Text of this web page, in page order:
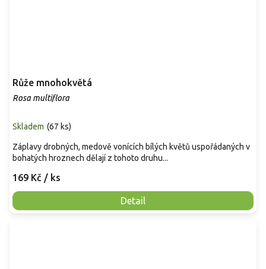
Růže mnohokvětá
Rosa multiflora
Skladem (67 ks)
169 Kč / ks
Detail
Záplavy drobných, medově vonících bílých květů uspořádaných v
bohatých hroznech dělají z tohoto druhu...